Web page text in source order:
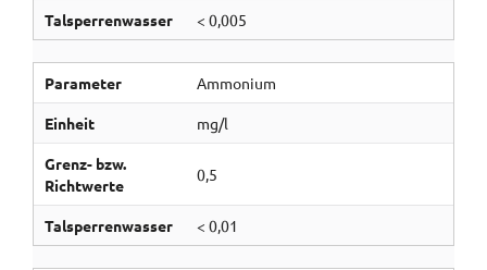
Talsperrenwasser < 0,005
Parameter Ammonium
Einheit mg/l
Grenz- bzw.
Richtwerte
0,5
Talsperrenwasser < 0,01